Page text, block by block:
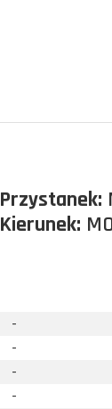
Przystanek:
Kierunek:
-
-
-
-